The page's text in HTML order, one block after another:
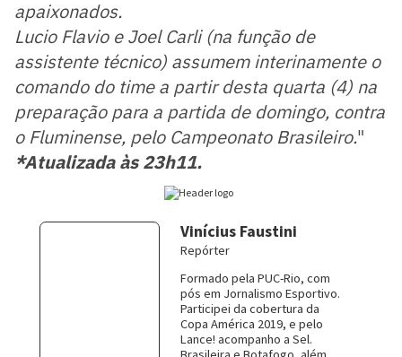
apaixonados.
Lucio Flavio e Joel Carli (na função de
assistente técnico) assumem interinamente o
comando do time a partir desta quarta (4) na
preparação para a partida de domingo, contra
o Fluminense, pelo Campeonato Brasileiro."
*Atualizada às 23h11.